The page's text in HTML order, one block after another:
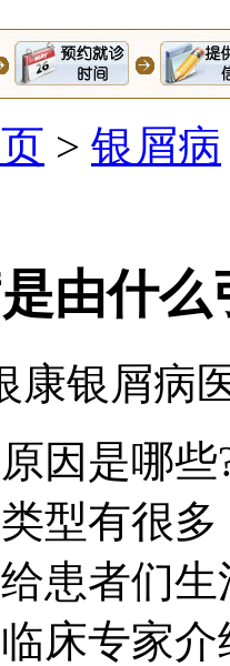
> 银屑病
由什么
康银屑病
因是哪
型有很
患者们
床专家